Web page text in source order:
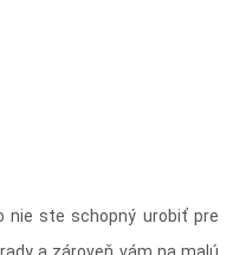
nie ste schopný urobiť pre